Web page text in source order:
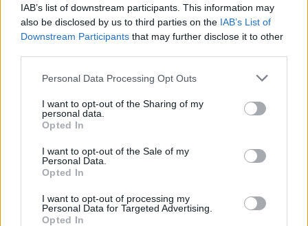
IAB’s list of downstream participants. This information may
also be disclosed by us to third parties on the IAB’s List of
Downstream Participants that may further disclose it to other
Personal Data Processing Opt Outs
I want to opt-out of the Sharing of my
personal data.
Opted In
I want to opt-out of the Sale of my
Personal Data.
Opted In
I want to opt-out of processing my
Personal Data for Targeted Advertising.
Opted In
Psicodelia y Space Rock 🎸✨
psicodelia, space rock y atmósferas cósmicas para
tus noches de astronomía. 🪐🎸 Desconecta, mira
al firmamento y siente la gravedad cero. 💾 ¡Guarda
B C D E F G H I K